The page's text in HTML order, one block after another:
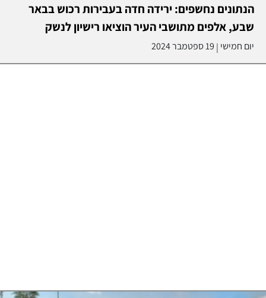
הנתונים נחשפים: ירידה חדה בעבירות רכוש בבאר
שבע, אלפים מתושבי העיר הוציאו רישיון לנשק
יום חמישי | 19 ספטמבר 2024